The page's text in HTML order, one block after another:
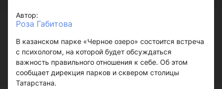
Автор:
Роза Габитова
В казанском парке «Черное озеро» состоится встреча
с психологом, на которой будет обсуждаться
важность правильного отношения к себе. Об этом
сообщает дирекция парков и сквером столицы
Татарстана.